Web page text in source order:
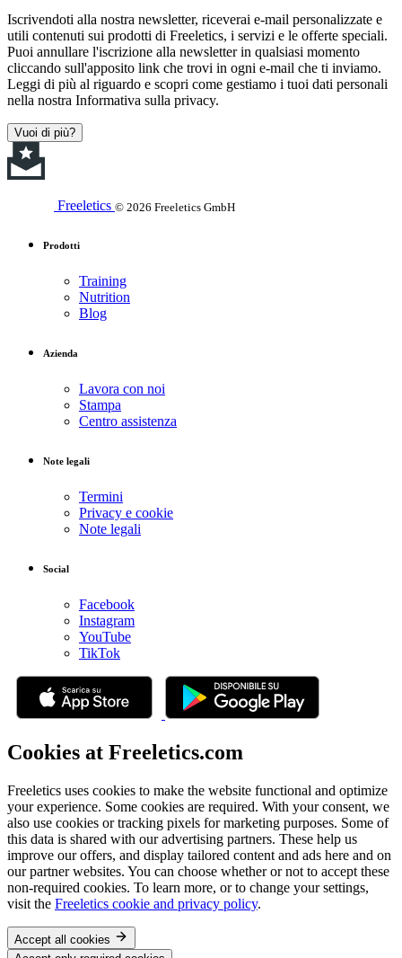
Iscrivendoti alla nostra newsletter, riceverai e-mail personalizzate e
utili contenuti sui prodotti di Freeletics, i servizi e le offerte speciali.
Puoi annullare l'iscrizione alla newsletter in qualsiasi momento
cliccando sull'apposito link che trovi in ogni e-mail che ti inviamo.
Leggi di più al riguardo e scopri come gestiamo i tuoi dati personali
nella nostra Informativa sulla privacy.
Vuoi di più?
Freeletics © 2026 Freeletics GmbH
Prodotti
Training
Nutrition
Blog
Azienda
Lavora con noi
Stampa
Centro assistenza
Note legali
Termini
Privacy e cookie
Note legali
Social
Facebook
Instagram
YouTube
TikTok
Cookies at Freeletics.com
Freeletics uses cookies to make the website functional and optimize
your experience. Some cookies are required. With your consent, we
also use cookies or tracking pixels for marketing purposes. Some of
this data is shared with our advertising partners. These help us
improve our offers, and display tailored content and ads here and on
our partner websites. You can choose whether or not to accept these
non-required cookies. To learn more, or to change your settings,
visit the Freeletics cookie and privacy policy.
Accept all cookies